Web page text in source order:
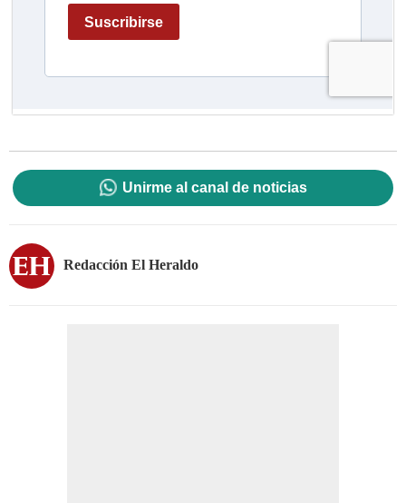
Unirme al canal de noticias
Redacción El Heraldo